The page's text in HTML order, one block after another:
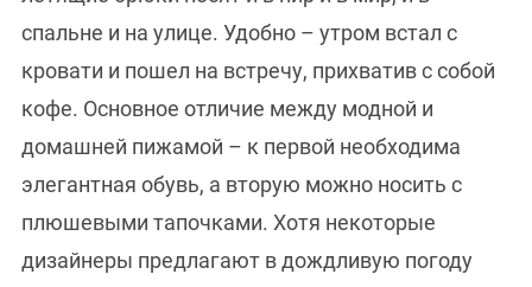
спальне и на улице. Удобно – утром встал с
кровати и пошел на встречу, прихватив с собой
кофе. Основное отличие между модной и
домашней пижамой – к первой необходима
элегантная обувь, а вторую можно носить с
плюшевыми тапочками. Хотя некоторые
дизайнеры предлагают в дождливую погоду